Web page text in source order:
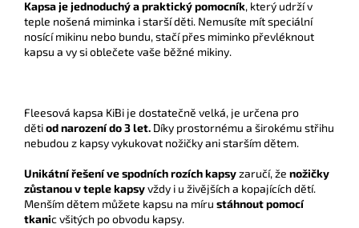
Kapsa je jednoduchý a praktický pomocník, který udrží v
teple nošená miminka i starší děti. Nemusíte mít speciální
nosící mikinu nebo bundu, stačí přes miminko převléknout
kapsu a vy si oblečete vaše běžné mikiny.
Fleesová kapsa KiBi je dostatečně velká, je určena pro
dětiod narození do 3 let. Díky prostornému a širokému střihu
nebudou z kapsy vykukovat nožičky ani starším dětem.
Unikátní řešení ve spodních rozích kapsyzaručí, že nožičky
zůstanou v teple kapsyvždy i u živějších a kopajících dětí.
Menším dětem můžete kapsu na míru stáhnout pomocí
tkanic všitých po obvodu kapsy.